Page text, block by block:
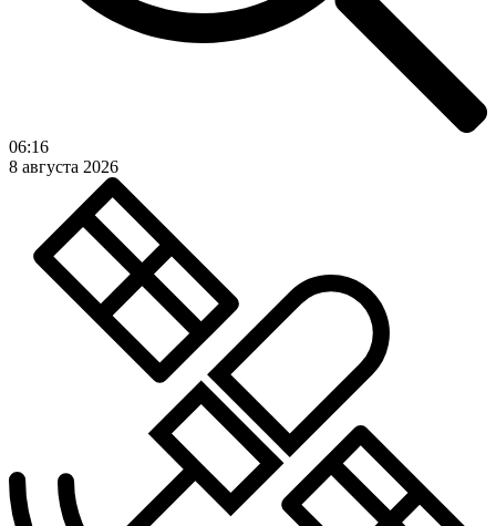
06:16
8 августа 2026